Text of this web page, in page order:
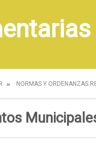
NORMAS Y ORDENANZAS